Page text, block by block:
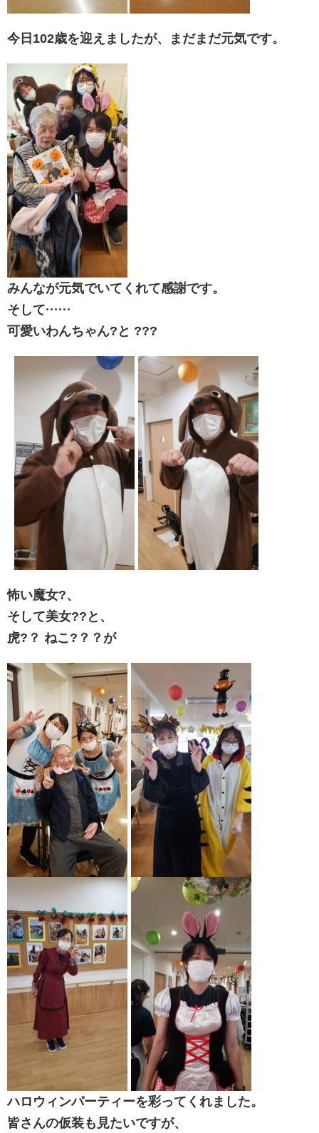
今日102歳を迎えましたが、まだまだ元気です。
みんなが元気でいてくれて感謝です。
そして······
可愛いわんちゃん?と ???
怖い魔女?、
そして美女?‍?と、
虎?？ ねこ?？？が
ハロウィンパーティーを彩ってくれました。
皆さんの仮装も見たいですが、